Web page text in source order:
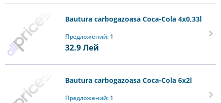
Bautura carbogazoasa Coca-Cola 4х0,33l
Предложений: 1
32.9Лей
Bautura carbogazoasa Coca-Cola 6x2l
Предложений: 1